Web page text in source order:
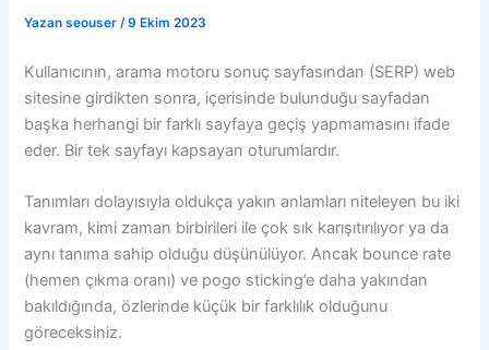
Yazan seouser/9 Ekim 2023
Kullanıcının, arama motoru sonuç sayfasından (SERP) web
sitesine girdikten sonra, içerisinde bulunduğu sayfadan
başka herhangi bir farklı sayfaya geçiş yapmamasını ifade
eder. Bir tek sayfayı kapsayan oturumlardır.
Tanımları dolayısıyla oldukça yakın anlamları niteleyen bu iki
kavram, kimi zaman birbirileri ile çok sık karışıtırılıyor ya da
aynı tanıma sahip olduğu düşünülüyor. Ancak bounce rate
(hemen çıkma oranı) ve pogo sticking’e daha yakından
bakıldığında, özlerinde küçük bir farklılık olduğunu
göreceksiniz.